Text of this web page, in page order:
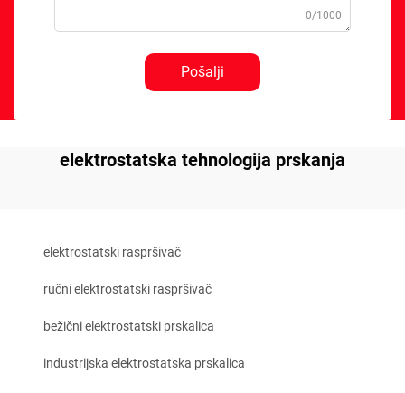
0/1000
Pošalji
elektrostatska tehnologija prskanja
elektrostatski raspršivač
ručni elektrostatski raspršivač
bežični elektrostatski prskalica
industrijska elektrostatska prskalica